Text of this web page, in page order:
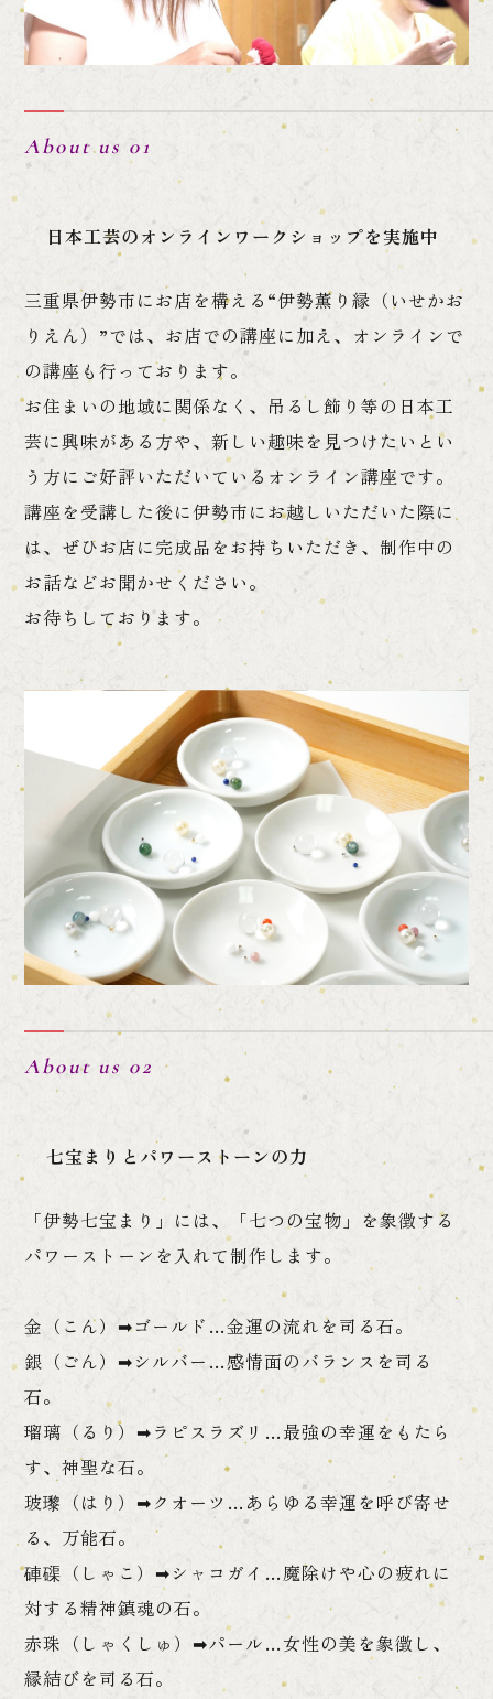
About us 01
日本工芸のオンラインワークショップを実施中
三重県伊勢市にお店を構える“伊勢薫り縁（いせかお
りえん）”では、お店での講座に加え、オンラインで
の講座も行っております。
お住まいの地域に関係なく、吊るし飾り等の日本工
芸に興味がある方や、新しい趣味を見つけたいとい
う方にご好評いただいているオンライン講座です。
講座を受講した後に伊勢市にお越しいただいた際に
は、ぜひお店に完成品をお持ちいただき、制作中の
お話などお聞かせください。
お待ちしております。
About us 02
七宝まりとパワーストーンの力
「伊勢七宝まり」には、「七つの宝物」を象徴する
パワーストーンを入れて制作します。
金（こん）➡ゴールド…金運の流れを司る石。
銀（ごん）➡シルバー…感情面のバランスを司る
石。
瑠璃（るり）➡ラピスラズリ…最強の幸運をもたら
す、神聖な石。
玻瓈（はり）➡クオーツ…あらゆる幸運を呼び寄せ
る、万能石。
硨磲（しゃこ）➡シャコガイ…魔除けや心の疲れに
対する精神鎮魂の石。
赤珠（しゃくしゅ）➡パール…女性の美を象徴し、
縁結びを司る石。